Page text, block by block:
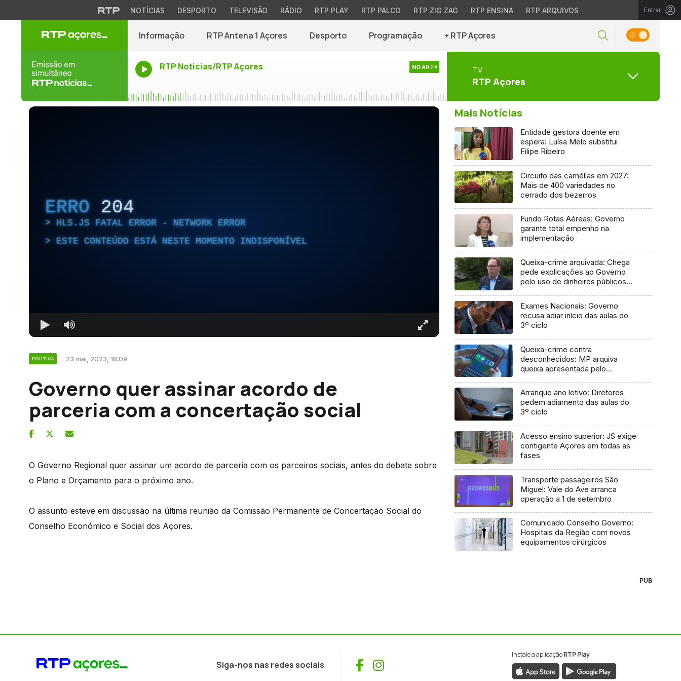
NOTÍCIAS DESPORTO TELEVISÃO RÁDIO RTP PLAY RTP PALCO RTP ZIG ZAG RTP ENSINA RTP ARQUIVOS Entrar
Informação RTP Antena 1 Açores Desporto Programação + RTP Açores
RTP Noticias/RTP Açores NO AR TV
RTP Açores
ERRO 204
HLS.JS FATAL ERROR - NETWORK ERROR
ESTE CONTEÚDO ESTÁ NESTE MOMENTO INDISPONÍVEL
POLÍTICA 23 mai, 2023, 18:09
Governo quer assinar acordo de
parceria com a concertação social
O Governo Regional quer assinar um acordo de parceria com os parceiros sociais, antes do debate sobre
o Plano e Orçamento para o próximo ano.
O assunto esteve em discussão na última reunião da Comissão Permanente de Concertação Social do
Conselho Económico e Social dos Açores.
Mais Notícias
Entidade gestora doente em
espera: Luísa Melo substitui
Filipe Ribeiro
Circuito das camélias em 2027:
Mais de 400 variedades no
cerrado dos bezerros
Fundo Rotas Aéreas: Governo
garante total empenho na
implementação
Queixa-crime arquivada: Chega
pede explicações ao Governo
pelo uso de dinheiros públicos
Exames Nacionais: Governo
recusa adiar início das aulas do
3º ciclo
Queixa-crime contra
desconhecidos: MP arquiva
queixa apresentada pelo
Arranque ano letivo: Diretores
pedem adiamento das aulas do
3º ciclo
Acesso ensino superior: JS exige
contigente Açores em todas as
fases
Transporte passageiros São
Miguel: Vale do Ave arranca
operação a 1 de setembro
Comunicado Conselho Governo:
Hospitais da Região com novos
equipamentos cirúrgicos
PUB
Siga-nos nas redes sociais Facebook
Instagram
Instale a aplicaçãoRTP Play